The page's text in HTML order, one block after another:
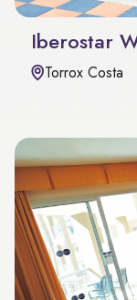
Iberostar
Torrox Costa